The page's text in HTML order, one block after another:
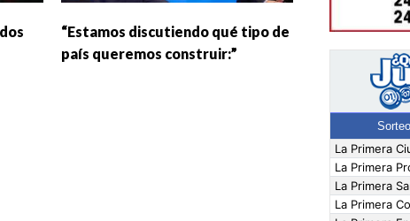
“Estamos discutiendo qué tipo de
país queremos construir:”